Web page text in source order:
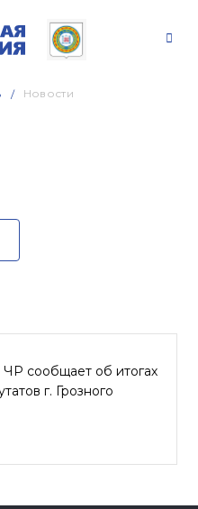
Новости
сообщает об итогах
г. Грозного